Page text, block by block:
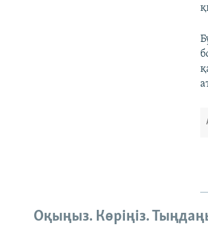
Оқыңыз. Көріңіз.